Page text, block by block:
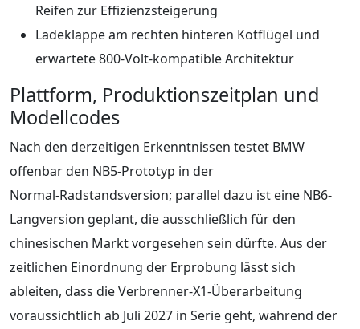
Reifen zur Effizienzsteigerung
Ladeklappe am rechten hinteren Kotflügel und
erwartete 800‑Volt-kompatible Architektur
Plattform, Produktionszeitplan und
Modellcodes
Nach den derzeitigen Erkenntnissen testet BMW
offenbar den NB5-Prototyp in der
Normal‑Radstandsversion; parallel dazu ist eine NB6-
Langversion geplant, die ausschließlich für den
chinesischen Markt vorgesehen sein dürfte. Aus der
zeitlichen Einordnung der Erprobung lässt sich
ableiten, dass die Verbrenner-X1-Überarbeitung
voraussichtlich ab Juli 2027 in Serie geht, während der